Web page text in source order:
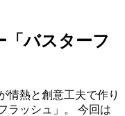
「バスターフ
情熱と創意工夫で作り
ラッシュ」。 今回は